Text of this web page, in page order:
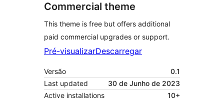
Commercial theme
This theme is free but offers additional
paid commercial upgrades or support.
Pré-visualizarDescarregar
Versão
0.1
Last updated
30 de Junho de 2023
Active installations
10+